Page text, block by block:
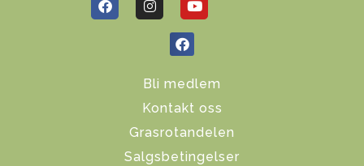
Bli medlem
Kontakt oss
Grasrotandelen
Salgsbetingelser